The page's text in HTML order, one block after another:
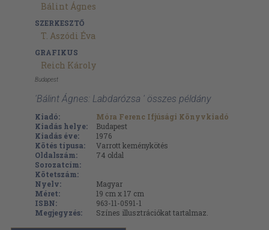
Bálint Ágnes
SZERKESZTŐ
T. Aszódi Éva
GRAFIKUS
Reich Károly
Budapest
'Bálint Ágnes: Labdarózsa ' összes példány
Kiadó:
Móra Ferenc Ifjúsági Könyvkiadó
Kiadás helye:
Budapest
Kiadás éve:
1976
Kötés típusa:
Varrott keménykötés
Oldalszám:
74 oldal
Sorozatcím:
Kötetszám:
Nyelv:
Magyar
Méret:
19 cm x 17 cm
ISBN:
963-11-0591-1
Megjegyzés:
Színes illusztrációkat tartalmaz.